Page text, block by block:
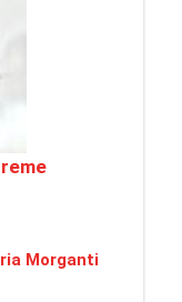
Morganti